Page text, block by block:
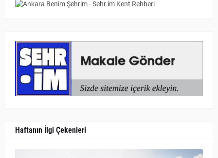
Haftanın İlgi Çekenleri